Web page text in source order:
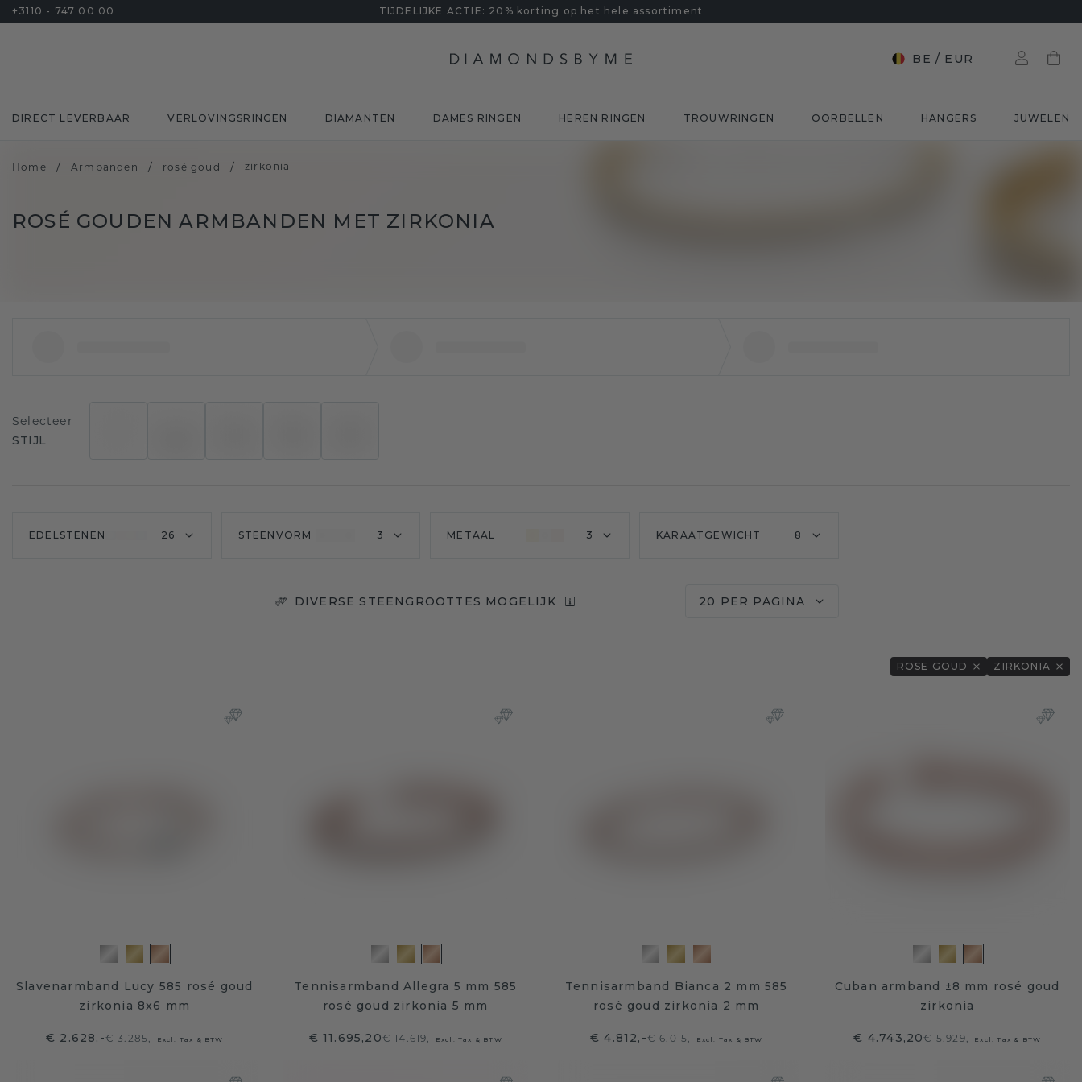
+3110 - 747 00 00 TIJDELIJKE ACTIE: 20% korting op het hele assortiment
BE / EUR
DIRECT LEVERBAAR VERLOVINGSRINGEN DIAMANTEN DAMES RINGEN HEREN RINGEN TROUWRINGEN OORBELLEN HANGERS JUWELEN
Home / Armbanden / rosé goud / zirkonia
ROSÉ GOUDEN ARMBANDEN MET ZIRKONIA
Selecteer
STIJL
EDELSTENEN 26 STEENVORM 3 METAAL 3 KARAATGEWICHT 8
DIVERSE STEENGROOTTES MOGELIJK 20 PER PAGINA
ROSE GOUD ZIRKONIA
Slavenarmband Lucy 585 rosé goud
zirkonia 8x6 mm
€ 2.628,-€ 3.285,-Excl. Tax & BTW
Tennisarmband Allegra 5 mm 585
rosé goud zirkonia 5 mm
€ 11.695,20€ 14.619,-Excl. Tax & BTW
Tennisarmband Bianca 2 mm 585
rosé goud zirkonia 2 mm
€ 4.812,-€ 6.015,-Excl. Tax & BTW
Cuban armband ±8 mm rosé goud
zirkonia
€ 4.743,20€ 5.929,-Excl. Tax & BTW